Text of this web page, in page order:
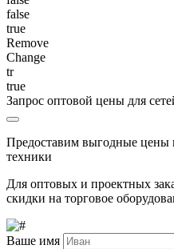
В рамках одного проекта
ценники для основной
для промо-зон, новинок,
где важно визуально
подход помогает объединить
digital-рекламу внутри
TFT-дисплеи
в Саратове
супермаркетов, аптек,
непродовольственного
области. Мы помогаем
определить сценарии
false
true
Remove
Change
tr
true
Запрос оптовой цены для
Предоставим выгодные цены
техники
Для оптовых и проектных
скидки на торговое
Ваше имя